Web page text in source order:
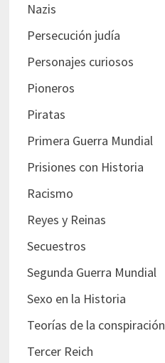
Nazis
Persecución judía
Personajes curiosos
Pioneros
Piratas
Primera Guerra Mundial
Prisiones con Historia
Racismo
Reyes y Reinas
Secuestros
Segunda Guerra Mundial
Sexo en la Historia
Teorías de la conspiración
Tercer Reich